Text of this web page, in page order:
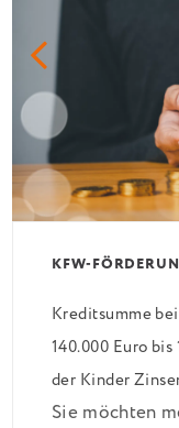
Kreditsumme
140.000 Euro
der Kinder
verbilligt:
Sie möchten